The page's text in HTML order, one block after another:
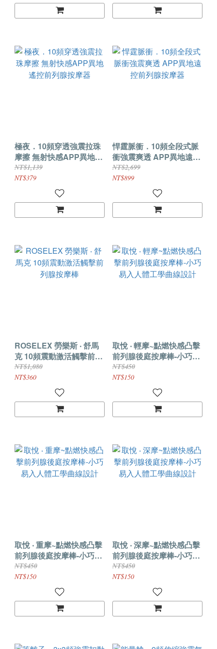
極夜．10頻穿透強震拉珠
摩擦 無射快感APP異地遙
控前列腺按摩器
NT$1,139
NT$379
悍霆脈衝．10頻全段式脈
衝強震爽透 APP異地遠控
前列腺按摩器
NT$2,699
NT$899
ROSELEX 勞樂斯 ‧ 舒馬
克 10頻震動激活觸擊前列
腺按摩棒
NT$1,080
NT$360
取悅 ‧ 輕摩~點燃快感凸擊
前列腺後庭按摩棒-小巧易
入人體工學曲線設計
NT$450
NT$150
取悅 ‧ 重摩~點燃快感凸擊
前列腺後庭按摩棒-小巧易
入人體工學曲線設計
NT$450
NT$150
取悅 ‧ 深摩~點燃快感凸擊
前列腺後庭按摩棒-小巧易
入人體工學曲線設計
NT$450
NT$150